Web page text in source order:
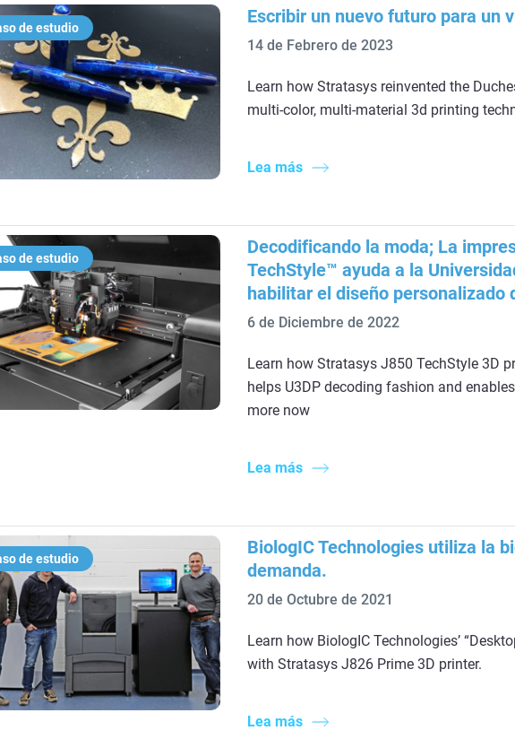
de estudio
Escribir un nuevo futuro para un
14 de Febrero de 2023
Learn how Stratasys reinvented the
multi-color, multi-material 3d printing
Lea más
de estudio
Decodificando la moda; La
TechStyle™ ayuda a la
habilitar el diseño personalizado
6 de Diciembre de 2022
Learn how Stratasys J850 TechStyle 3D
helps U3DP decoding fashion and
more now
Lea más
de estudio
BiologIC Technologies utiliza la
demanda.
20 de Octubre de 2021
Learn how BiologIC Technologies’
with Stratasys J826 Prime 3D printer.
Lea más